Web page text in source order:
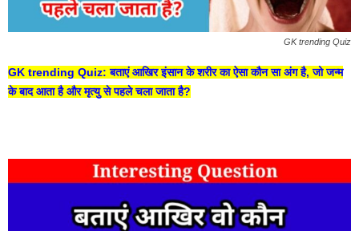
GK trending Quiz
GK trending Quiz: बताएं आखिर इंसान के शरीर का ऐसा कौन सा अंग है, जो जन्म
के बाद आता है और मृत्यु से पहले चला जाता है?